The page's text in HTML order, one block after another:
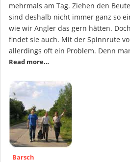
mehrmals am Tag. Ziehen den
sind deshalb nicht immer ganz so
wie wir Angler das gern hätten.
findet sie auch. Mit der Spinnrute
allerdings oft ein Problem. Denn
Read more…
Barsch